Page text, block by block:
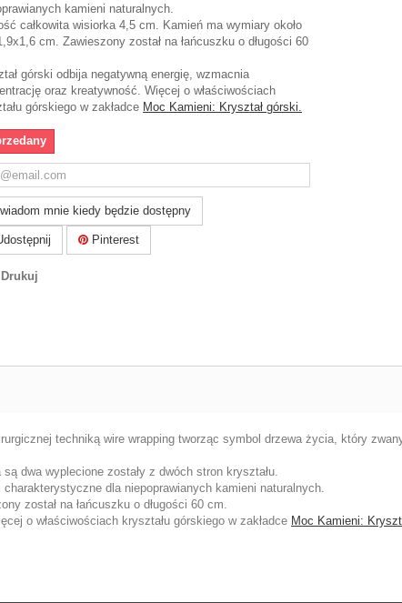
kamieni naturalnych.
całkowita wisiorka 4,5 cm. Kamień ma wymiary około
cm. Zawieszony został na łańcuszku o długości 60
górski odbija negatywną energię, wzmacnia
oraz kreatywność. Więcej o właściwościach
górskiego w zakładce Moc Kamieni: Kryształ górski.
mnie kiedy będzie dostępny
Pinterest
Drukuj
techniką wire wrapping tworząc symbol drzewa życia, który
dwa wyplecione zostały z dwóch stron kryształu.
dla niepoprawianych kamieni naturalnych.
został na łańcuszku o długości 60 cm.
o właściwościach kryształu górskiego w zakładce Moc Kamieni: